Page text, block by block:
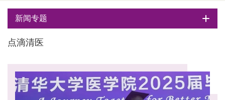
新闻专题
点滴清医